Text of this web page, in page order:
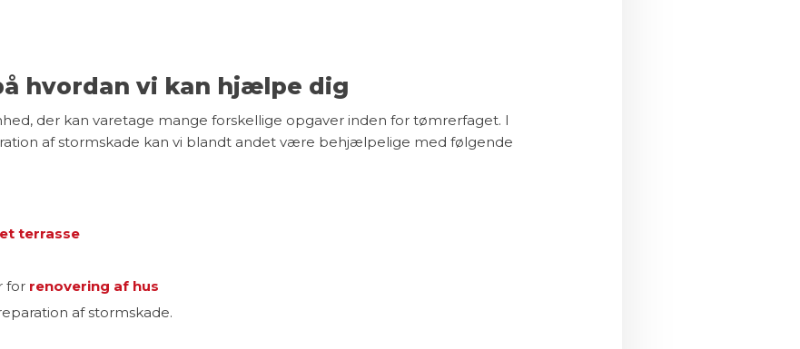
hvordan vi kan hjælpe dig
der kan varetage mange forskellige opgaver inden for tømrerfaget. I
af stormskade kan vi blandt andet være behjælpelige med følgende
terrasse
for renovering af hus
af stormskade.